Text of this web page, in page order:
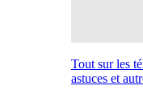
Tout sur les
astuces et